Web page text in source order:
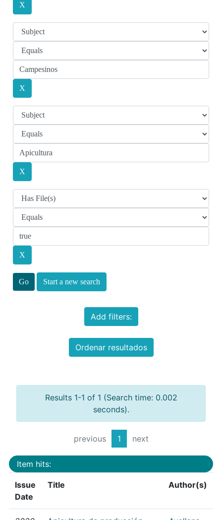
Start a new search
Add filters:
Ordenar resultados
Results 1-1 of 1 (Search time: 0.002
seconds).
previous 1 next
Item hits:
Issue
Date
Title Author(s)